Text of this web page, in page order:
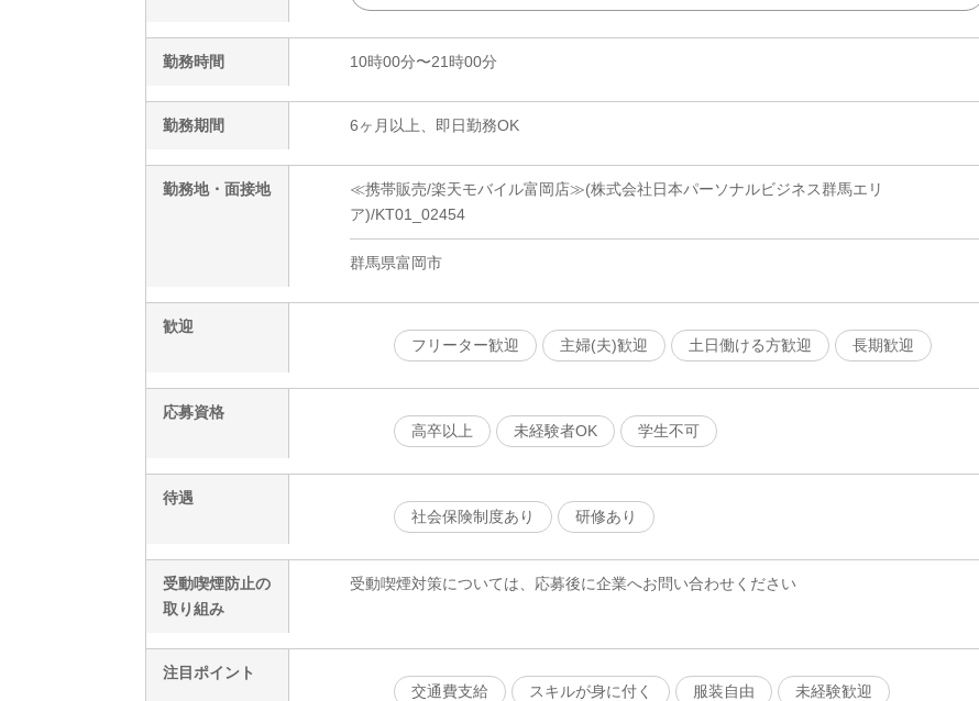
勤務時間 10時00分〜21時00分
勤務期間 6ヶ月以上、即日勤務OK
勤務地・面接地
≪携帯販売/楽天モバイル富岡店≫(株式会社日本パーソナルビジネス群馬エリ
ア)/KT01_02454
群馬県富岡市
歓迎
フリーター歓迎
主婦(夫)歓迎 土日働ける方歓迎 長期歓迎
応募資格
高卒以上
未経験者OK 学生不可
待遇
社会保険制度あり
研修あり
受動喫煙防止の
取り組み
受動喫煙対策については、応募後に企業へお問い合わせください
注目ポイント
交通費支給
スキルが身に付く 服装自由 未経験歓迎